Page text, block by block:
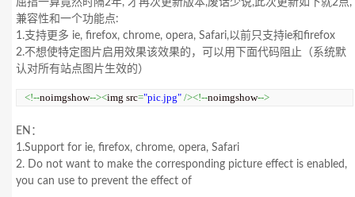
屈指一算竟然时隔2年, 才再次更新版本,废话少说,此次更新如下就2点,
兼容性和一个功能点:
1.支持更多 ie, firefox, chrome, opera, Safari,以前只支持ie和firefox
2.不想使特定图片启用效果该效果的，可以用下面代码阻止（系统默
认对所有站点图片生效的）
<!--noimgshow--><img src="pic.jpg" /><!--noimgshow-->
EN：
1.Support for ie, firefox, chrome, opera, Safari
2. Do not want to make the corresponding picture effect is enabled,
you can use to prevent the effect of